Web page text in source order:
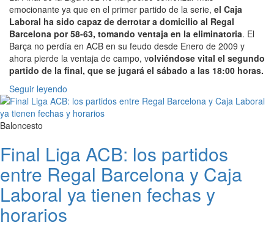
emocionante ya que en el primer partido de la serie, el Caja
Laboral ha sido capaz de derrotar a domicilio al Regal
Barcelona por 58-63, tomando ventaja en la eliminatoria. El
Barça no perdía en ACB en su feudo desde Enero de 2009 y
ahora pierde la ventaja de campo, volviéndose vital el segundo
partido de la final, que se jugará el sábado a las 18:00 horas.
Seguir leyendo
Baloncesto
Final Liga ACB: los partidos
entre Regal Barcelona y Caja
Laboral ya tienen fechas y
horarios